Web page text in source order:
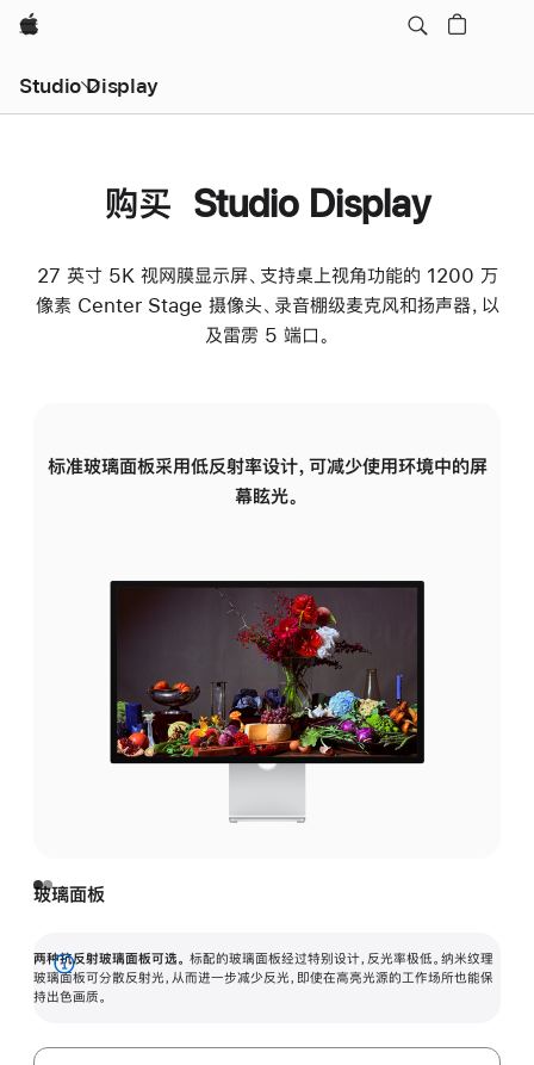
Apple
Studio Display
购买 Studio Display
27 英寸 5K 视网膜显示屏、支持桌上视角功能的 1200 万
像素 Center Stage 摄像头、录音棚级麦克风和扬声器，以
及雷雳 5 端口。
标准玻璃面板采用低反射率设计，可减少使用环境中的屏
幕眩光。
玻璃面板
两种抗反射玻璃面板可选。 标配的玻璃面板经过特别设计，反光率极低。纳米纹理
玻璃面板可分散反射光，从而进一步减少反光，即使在高亮光源的工作场所也能保
持出色画质。
展
开